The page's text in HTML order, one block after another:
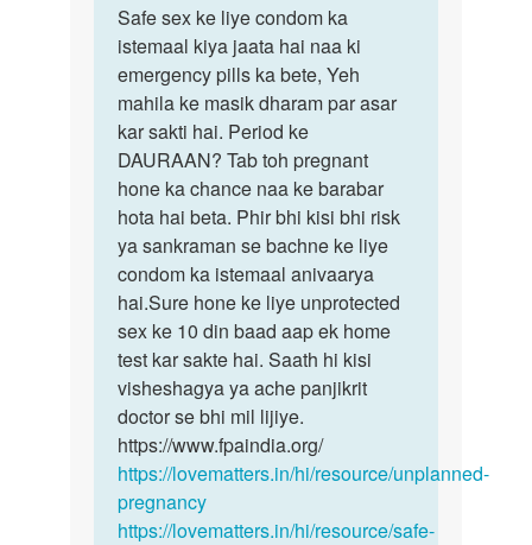
to
Mujhe
mc
march
me
30-
03-
16
ko
by
Annu
bharti
Safe
sex
ke
liye
condom
ka
Safe sex ke liye condom ka
istemaal kiya jaata hai naa ki
emergency pills ka bete, Yeh
mahila ke masik dharam par asar
kar sakti hai. Period ke
DAURAAN? Tab toh pregnant
hone ka chance naa ke barabar
hota hai beta. Phir bhi kisi bhi risk
ya sankraman se bachne ke liye
condom ka istemaal anivaarya
hai.Sure hone ke liye unprotected
sex ke 10 din baad aap ek home
test kar sakte hai. Saath hi kisi
visheshagya ya ache panjikrit
doctor se bhi mil lijiye.
https://www.fpaindia.org/
https://lovematters.in/hi/resource/unplanned-
pregnancy
https://lovematters.in/hi/resource/safe-